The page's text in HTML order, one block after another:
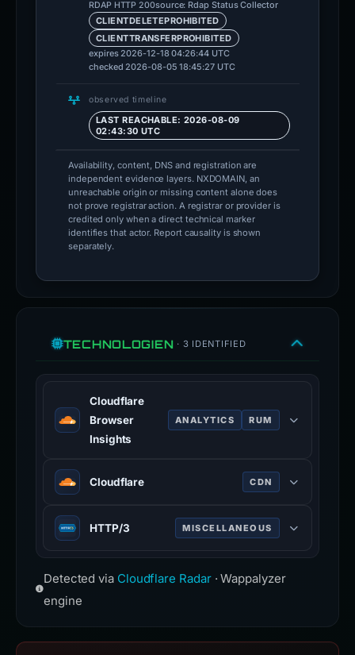
RDAP HTTP 200source: Rdap Status Collector
CLIENTDELETEPROHIBITED
CLIENTTRANSFERPROHIBITED
expires 2026-12-18 04:26:44 UTC
checked 2026-08-05 18:45:27 UTC
observed timeline
LAST REACHABLE: 2026-08-09
02:43:30 UTC
Availability, content, DNS and registration are
independent evidence layers. NXDOMAIN, an
unreachable origin or missing content alone does
not prove registrar action. A registrar or provider is
credited only when a direct technical marker
identifies that actor. Report causality is shown
separately.
TECHNOLOGIEN · 3 IDENTIFIED
Cloudflare
Browser
Insights
ANALYTICS RUM
Performance monitoring tool that
measures website speed from real
www.cloudflare.com
Cloudflare CDN
Web infrastructure and security
company providing CDN, DDoS
www.cloudflare.com
HTTP/3 MISCELLANEOUS
Third major version of HTTP
protocol, built on QUIC for faster,
Detected via Cloudflare Radar· Wappalyzer
engine